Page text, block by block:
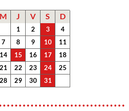
M J V S D
1 2 3
4
7 8 9 10
11
14 15 16 17
18
21 22 23 24
25
28 29 30 31